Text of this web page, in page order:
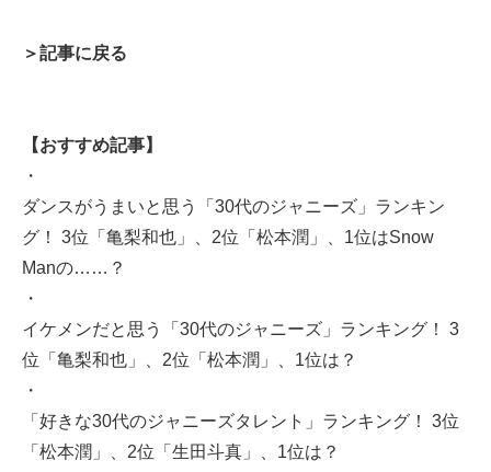
＞記事に戻る
【おすすめ記事】
・
ダンスがうまいと思う「30代のジャニーズ」ランキン
グ！ 3位「亀梨和也」、2位「松本潤」、1位はSnow
Manの……？
・
イケメンだと思う「30代のジャニーズ」ランキング！ 3
位「亀梨和也」、2位「松本潤」、1位は？
・
「好きな30代のジャニーズタレント」ランキング！ 3位
「松本潤」、2位「生田斗真」、1位は？